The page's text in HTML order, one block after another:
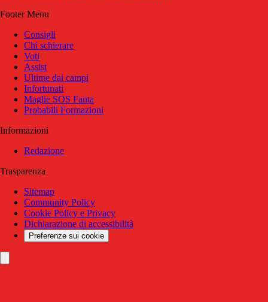
Footer Menu
Consigli
Chi schierare
Voti
Assist
Ultime dai campi
Infortunati
Maglie SOS Fanta
Probabili Formazioni
Informazioni
Redazione
Trasparenza
Sitemap
Community Policy
Cookie Policy e Privacy
Dichiarazione di accessibilità
Preferenze sui cookie